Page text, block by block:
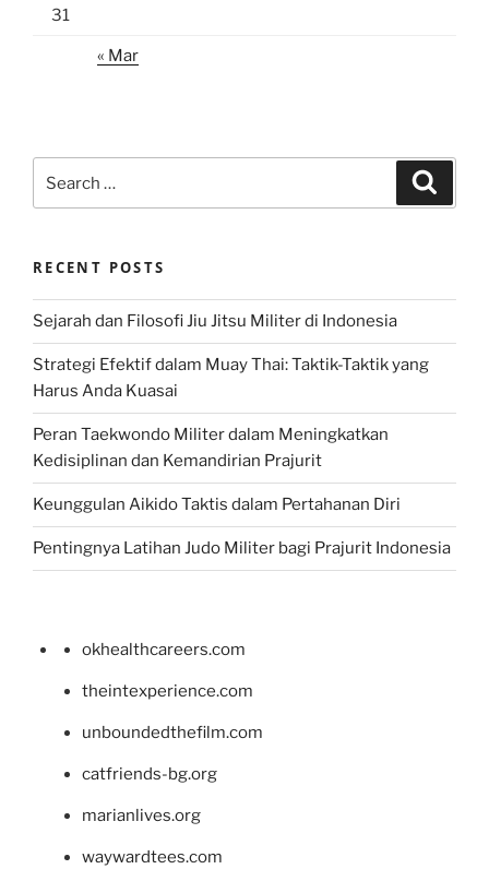
31
« Mar
for:
RECENT POSTS
Sejarah dan Filosofi Jiu Jitsu Militer di Indonesia
Strategi Efektif dalam Muay Thai: Taktik-Taktik yang
Harus Anda Kuasai
Peran Taekwondo Militer dalam Meningkatkan
Kedisiplinan dan Kemandirian Prajurit
Keunggulan Aikido Taktis dalam Pertahanan Diri
Pentingnya Latihan Judo Militer bagi Prajurit Indonesia
okhealthcareers.com
theintexperience.com
unboundedthefilm.com
catfriends-bg.org
marianlives.org
waywardtees.com